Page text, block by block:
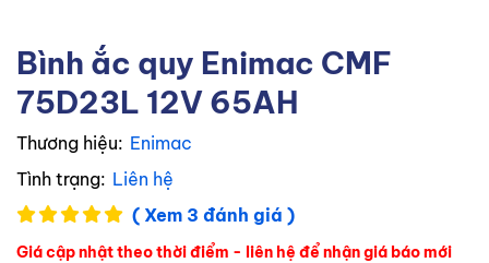
Bình ắc quy Enimac CMF
75D23L 12V 65AH
Thương hiệu: Enimac
Tình trạng: Liên hệ
( Xem 3 đánh giá )
Giá cập nhật theo thời điểm - liên hệ để nhận giá báo mới